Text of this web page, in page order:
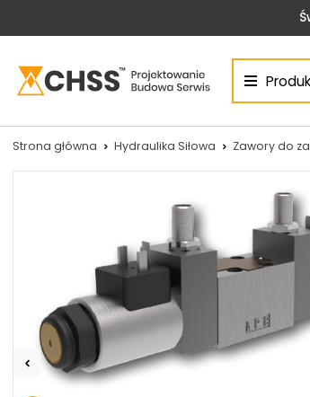
Centrum Hydrauliki Siłowej
CHSS.PL DAWID WOŹNY
Siłowniki:
+48 690 884 272
silowniki@chss.pl
Strona główna Hydraulika Siłowa Zawory do